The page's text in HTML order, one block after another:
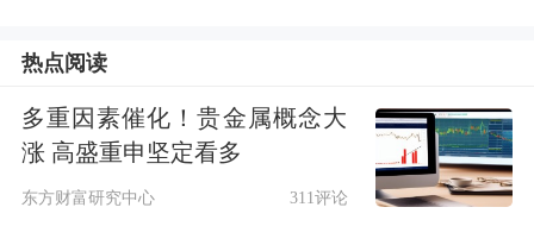
起防空警报。
科威特军方表示，其防空部队正在拦截
导弹和无人机袭击，敦促所有人遵守相
关部门发布的安全提示。
热点阅读
多重因素催化！贵金属概念大
涨 高盛重申坚定看多
东方财富研究中心 311评论